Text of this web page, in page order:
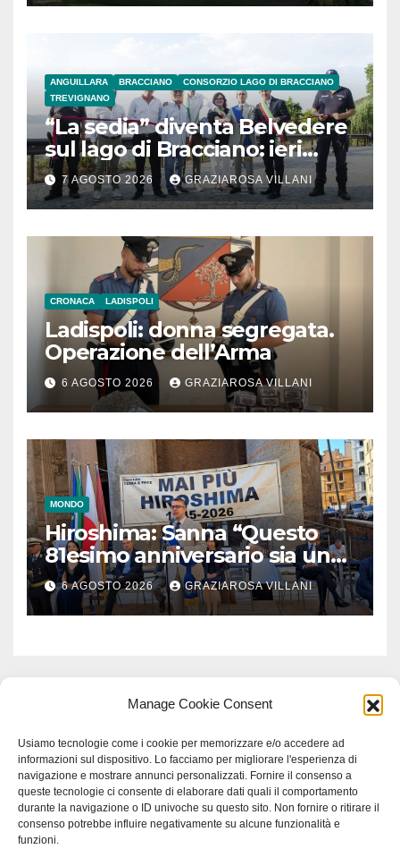
Manage Cookie Consent
Usiamo tecnologie come i cookie per memorizzare e/o accedere ad
informazioni sul dispositivo. Lo facciamo per migliorare l'esperienza di
navigazione e mostrare annunci personalizzati. Fornire il consenso a
queste tecnologie ci consente di elaborare dati quali il comportamento
durante la navigazione o ID univoche su questo sito. Non fornire o ritirare il
consenso potrebbe influire negativamente su alcune funzionalità e
funzioni.
ANGUILLARA BRACCIANO
CONSORZIO LAGO DI BRACCIANO
TREVIGNANO
“La sedia” diventa Belvedere
sul lago di Bracciano: ieri
l’inaugurazione
7 AGOSTO 2026 GRAZIAROSA VILLANI
CRONACA LADISPOLI
Ladispoli: donna segregata.
Operazione dell’Arma
6 AGOSTO 2026 GRAZIAROSA VILLANI
MONDO
Hiroshima: Sanna “Questo
81esimo anniversario sia un
monito per tutti”
6 AGOSTO 2026 GRAZIAROSA VILLANI